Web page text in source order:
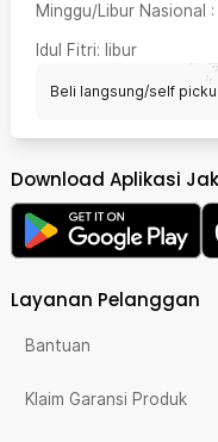
Minggu/Libur Nasional :
Idul Fitri: libur
Beli langsung/self
Download Aplikasi
Layanan Pelanggan
Bantuan
Klaim Garansi Produk